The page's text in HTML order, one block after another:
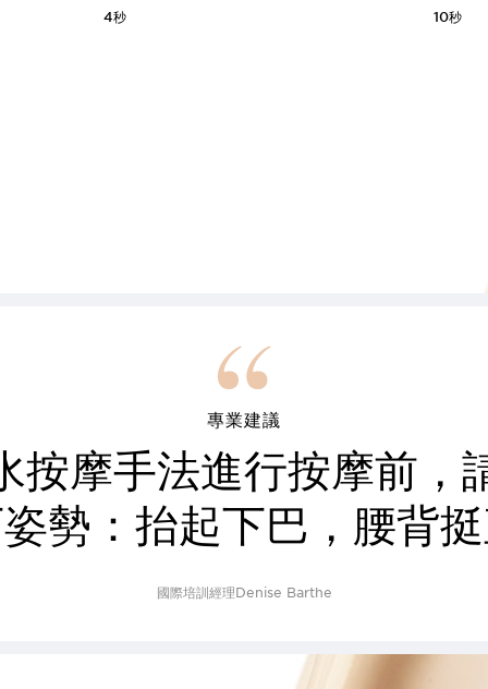
4秒 10秒
專業建議
按摩手法進行按摩前，
勢：抬起下巴，腰背
國際培訓經理Denise Barthe